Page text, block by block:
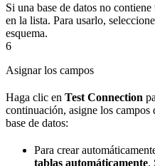
Si una base de datos no contiene
en la lista. Para usarlo,
esquema.
6
Asignar los campos
Haga clic en Test Connection
continuación, asigne los
base de datos:
Para crear
tablas automáticamente.